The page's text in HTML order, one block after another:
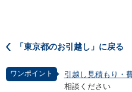
「東京都のお引越し」に戻る
ワンポイント 引越し見積もり・
相談ください